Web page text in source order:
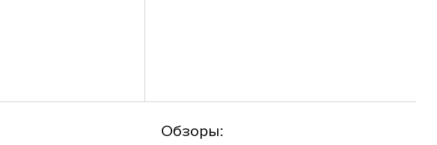
Обзоры: